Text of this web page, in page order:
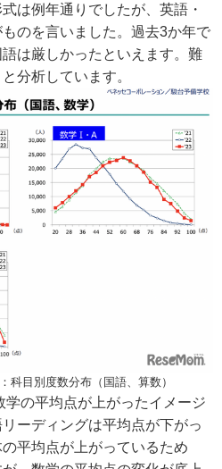
は例年通りでしたが、英語・
のを言いました。 過去3か年で
は厳しかったといえます。 難
分析しています。
科目別度数分布（国語、算数）
の平均点が上がったイメージ
ーディングは平均点が下がっ
平均点が上がっているため